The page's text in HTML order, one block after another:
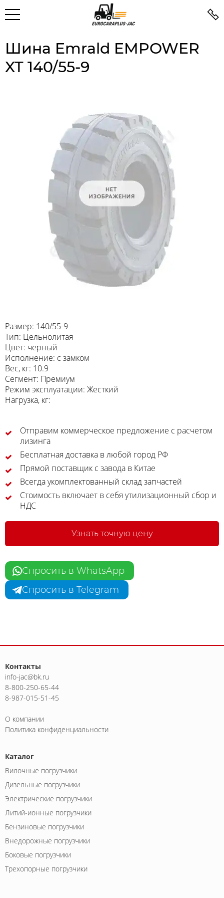
Шина Emrald EMPOWER
XT 140/55-9
Размер: 140/55-9
Тип: Цельнолитая
Цвет: черный
Исполнение: с замком
Вес, кг: 10.9
Сегмент: Премиум
Режим эксплуатации: Жесткий
Нагрузка, кг:
Отправим коммерческое предложение с расчетом
лизинга
Бесплатная доставка в любой город РФ
Прямой поставщик с завода в Китае
Всегда укомплектованный склад запчастей
Стоимость включает в себя утилизационный сбор и
НДС
Узнать точную цену
Спросить в WhatsApp
Спросить в Telegram
Контакты
info-jac@bk.ru
8-800-250-65-44
8-987-015-51-45
О компании
Политика конфиденциальности
Каталог
Вилочные погрузчики
Дизельные погрузчики
Электрические погрузчики
Литий-ионные погрузчики
Бензиновые погрузчики
Внедорожные погрузчики
Боковые погрузчики
Трехопорные погрузчики